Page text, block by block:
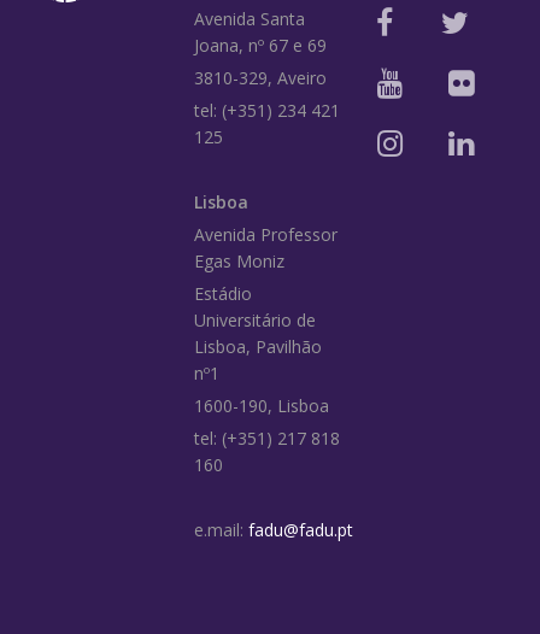
Avenida Santa
Joana, nº 67 e 69
3810-329, Aveiro
tel: (+351) 234 421
125
Lisboa
Avenida Professor
Egas Moniz
Estádio
Universitário de
Lisboa, Pavilhão
nº1
1600-190, Lisboa
tel: (+351) 217 818
160
e.mail: fadu@fadu.pt